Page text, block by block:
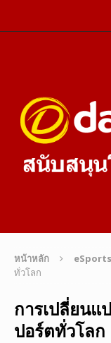
หน้าหลัก eSports
ทั่วโลก
การเปลี่ยนแ
ปอร์ตทั่วโลก